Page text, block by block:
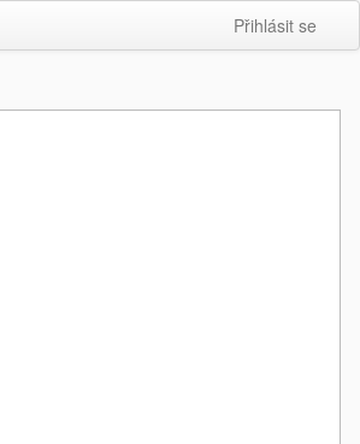
Přihlásit se